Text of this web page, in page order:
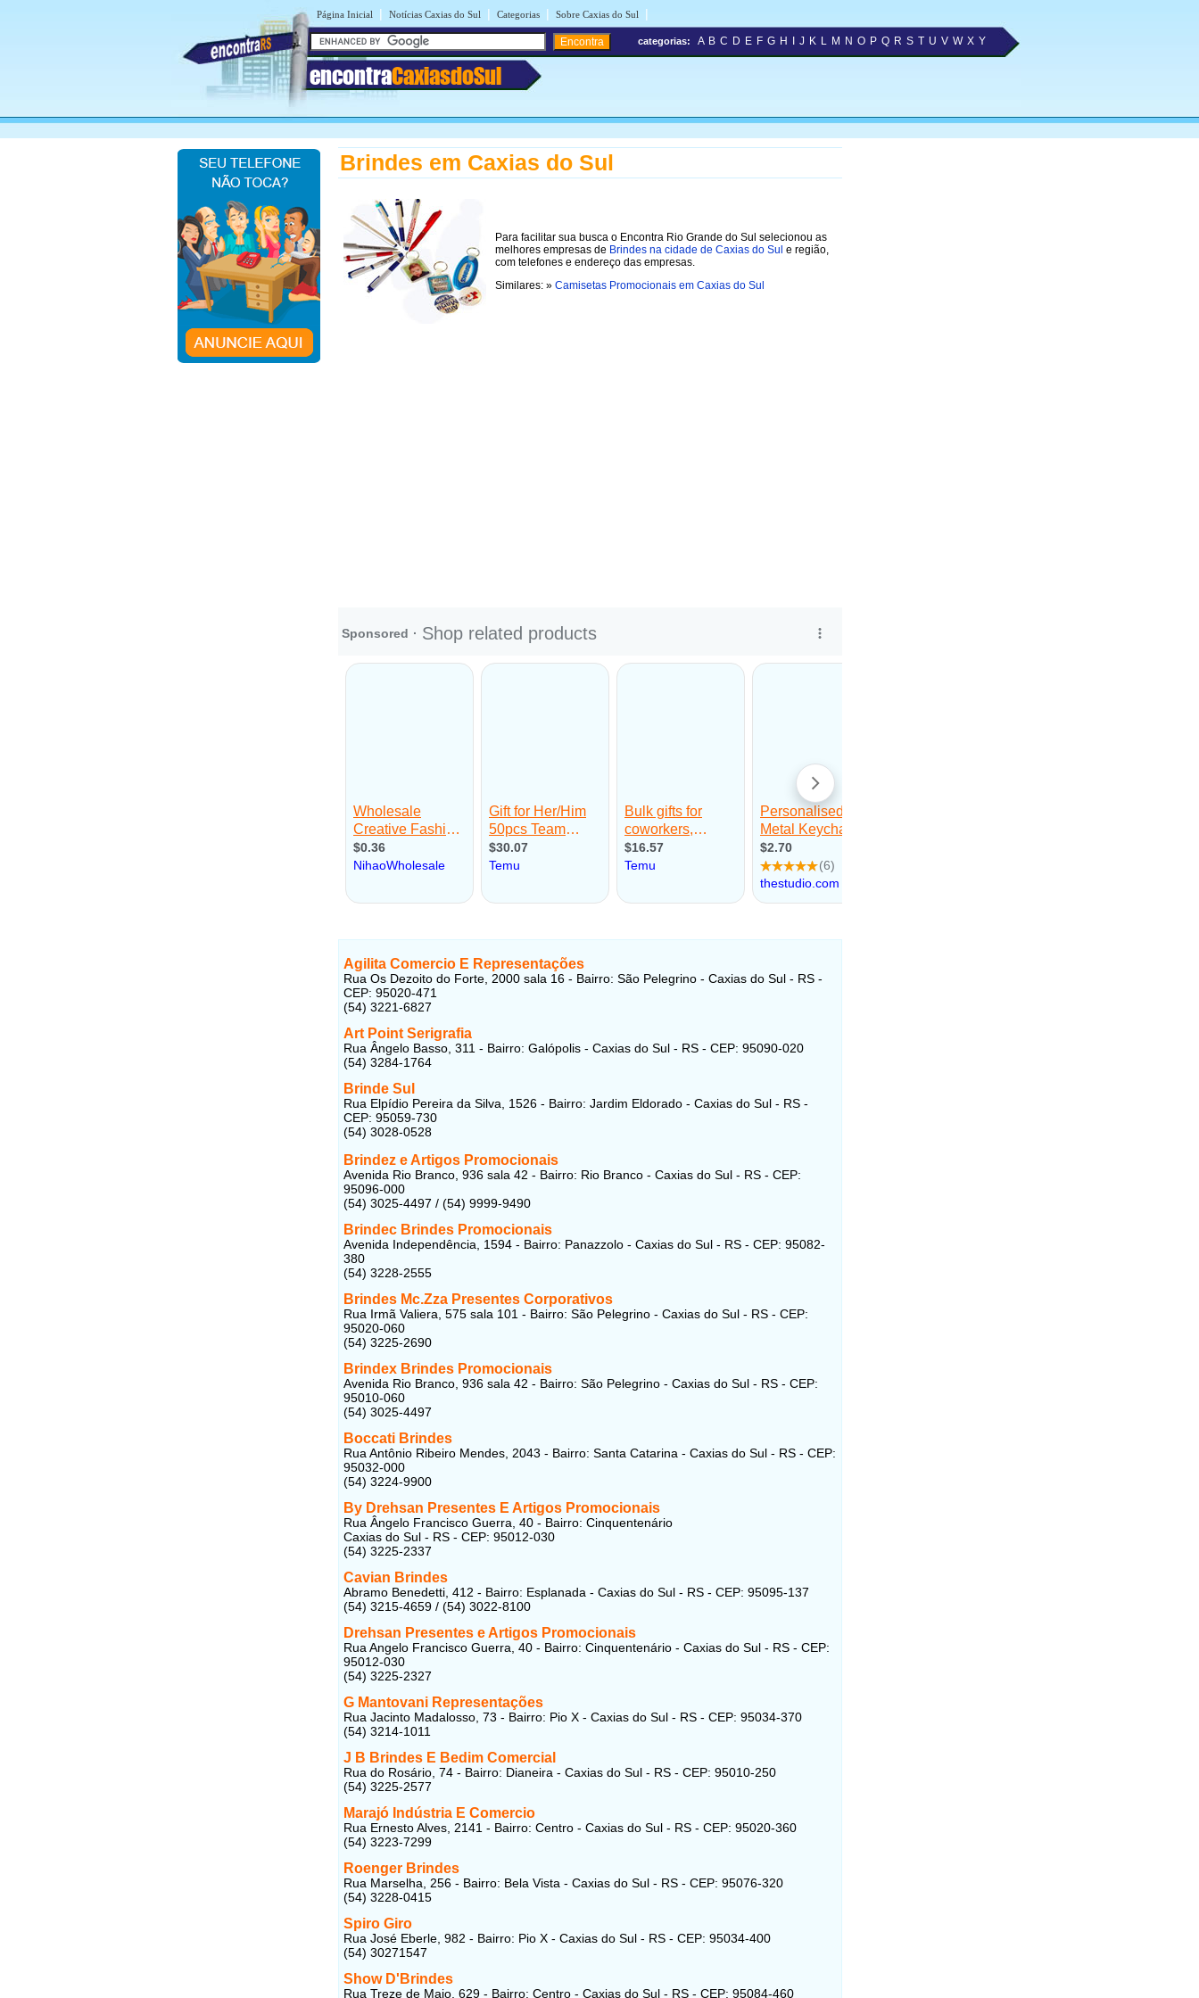
Página Inicial | Notícias Caxias do Sul | Categorias | Sobre Caxias do Sul |
encontraCaxiasdoSul
categorias: A B C D E F G H J K L M N O P Q R S T U V W X Y
Brindes em Caxias do Sul
Para facilitar sua busca o Encontra Rio Grande do Sul selecionou as
melhores empresas de Brindes na cidade de Caxias do Sul e região,
com telefones e endereço das empresas.
Similares: » Camisetas Promocionais em Caxias do Sul
Agilita Comercio E Representações
Rua Os Dezoito do Forte, 2000 sala 16 - Bairro: São Pelegrino - Caxias do Sul - RS -
CEP: 95020-471
(54) 3221-6827
Art Point Serigrafia
Rua Ângelo Basso, 311 - Bairro: Galópolis - Caxias do Sul - RS - CEP: 95090-020
(54) 3284-1764
Brinde Sul
Rua Elpídio Pereira da Silva, 1526 - Bairro: Jardim Eldorado - Caxias do Sul - RS -
CEP: 95059-730
(54) 3028-0528
Brindez e Artigos Promocionais
Avenida Rio Branco, 936 sala 42 - Bairro: Rio Branco - Caxias do Sul - RS - CEP:
95096-000
(54) 3025-4497 / (54) 9999-9490
Brindec Brindes Promocionais
Avenida Independência, 1594 - Bairro: Panazzolo - Caxias do Sul - RS - CEP: 95082-
380
(54) 3228-2555
Brindes Mc.Zza Presentes Corporativos
Rua Irmã Valiera, 575 sala 101 - Bairro: São Pelegrino - Caxias do Sul - RS - CEP:
95020-060
(54) 3225-2690
Brindex Brindes Promocionais
Avenida Rio Branco, 936 sala 42 - Bairro: São Pelegrino - Caxias do Sul - RS - CEP:
95010-060
(54) 3025-4497
Boccati Brindes
Rua Antônio Ribeiro Mendes, 2043 - Bairro: Santa Catarina - Caxias do Sul - RS - CEP:
95032-000
(54) 3224-9900
By Drehsan Presentes E Artigos Promocionais
Rua Ângelo Francisco Guerra, 40 - Bairro: Cinquentenário
Caxias do Sul - RS - CEP: 95012-030
(54) 3225-2337
Cavian Brindes
Abramo Benedetti, 412 - Bairro: Esplanada - Caxias do Sul - RS - CEP: 95095-137
(54) 3215-4659 / (54) 3022-8100
Drehsan Presentes e Artigos Promocionais
Rua Angelo Francisco Guerra, 40 - Bairro: Cinquentenário - Caxias do Sul - RS - CEP:
95012-030
(54) 3225-2327
G Mantovani Representações
Rua Jacinto Madalosso, 73 - Bairro: Pio X - Caxias do Sul - RS - CEP: 95034-370
(54) 3214-1011
J B Brindes E Bedim Comercial
Rua do Rosário, 74 - Bairro: Dianeira - Caxias do Sul - RS - CEP: 95010-250
(54) 3225-2577
Marajó Indústria E Comercio
Rua Ernesto Alves, 2141 - Bairro: Centro - Caxias do Sul - RS - CEP: 95020-360
(54) 3223-7299
Roenger Brindes
Rua Marselha, 256 - Bairro: Bela Vista - Caxias do Sul - RS - CEP: 95076-320
(54) 3228-0415
Spiro Giro
Rua José Eberle, 982 - Bairro: Pio X - Caxias do Sul - RS - CEP: 95034-400
(54) 30271547
Show D'Brindes
Rua Treze de Maio, 629 - Bairro: Centro - Caxias do Sul - RS - CEP: 95084-460